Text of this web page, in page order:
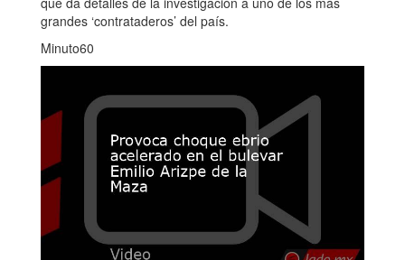
grandes ‘contrataderos’ del país.
Minuto60